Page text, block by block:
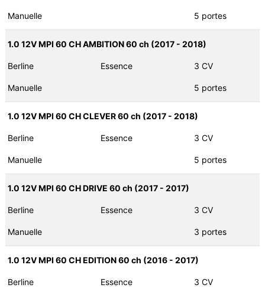
Manuelle 5 portes
1.0 12V MPI 60 CH AMBITION 60 ch (2017 - 2018)
Berline Essence 3 CV
Manuelle 5 portes
1.0 12V MPI 60 CH CLEVER 60 ch (2017 - 2018)
Berline Essence 3 CV
Manuelle 5 portes
1.0 12V MPI 60 CH DRIVE 60 ch (2017 - 2017)
Berline Essence 3 CV
Manuelle 3 portes
1.0 12V MPI 60 CH EDITION 60 ch (2016 - 2017)
Berline Essence 3 CV